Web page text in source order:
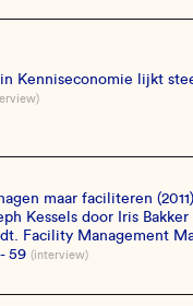
Kenniseconomie lijkt
maar faciliteren
Kessels door Iris
Facility Management
59 (interview)